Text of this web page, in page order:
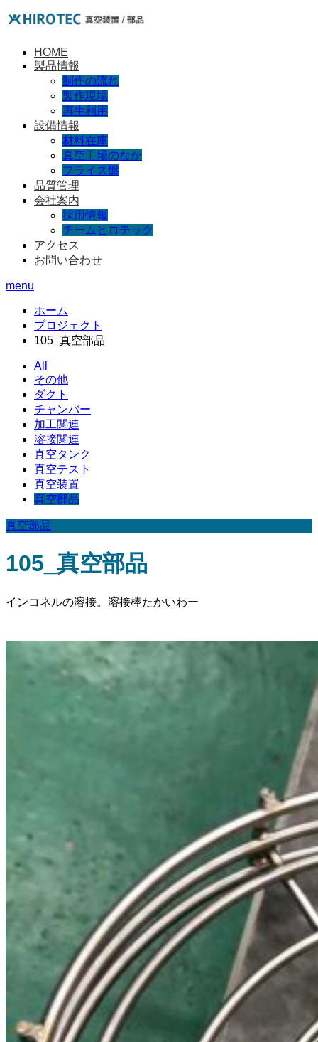
HOME
製品情報
制作の流れ
製作現場
再生利用
設備情報
材料在庫
真空工場のなか
フライス盤
品質管理
会社案内
採用情報
チームヒロテック
アクセス
お問い合わせ
menu
ホーム
プロジェクト
105_真空部品
All
その他
ダクト
チャンバー
加工関連
溶接関連
真空タンク
真空テスト
真空装置
真空部品
真空部品
105_真空部品
インコネルの溶接。溶接棒たかいわー